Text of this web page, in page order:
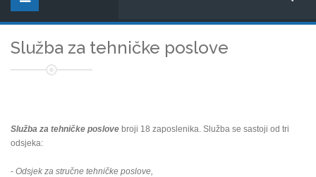
Služba za tehničke poslove
Služba za tehničke poslove broji 18 zaposlenika. Služba se sastoji od tri
odsjeka:
- Odsjek za stručne tehničke poslove,